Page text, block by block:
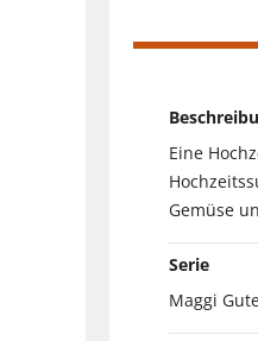
Eine
Gemüse
Serie
Maggi